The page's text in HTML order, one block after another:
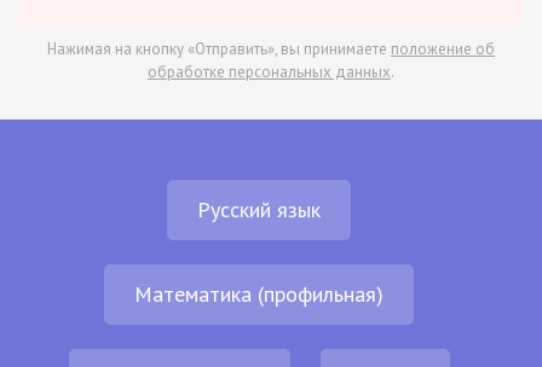
Нажимая на кнопку «Отправить», вы принимаете положение об
обработке персональных данных.
Русский язык
Математика (профильная)